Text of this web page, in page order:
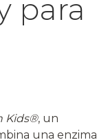
para
Kids®, un
una enzima